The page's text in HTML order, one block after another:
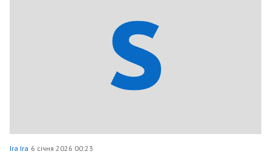
Ira Ira 6 січня 2026 00:23